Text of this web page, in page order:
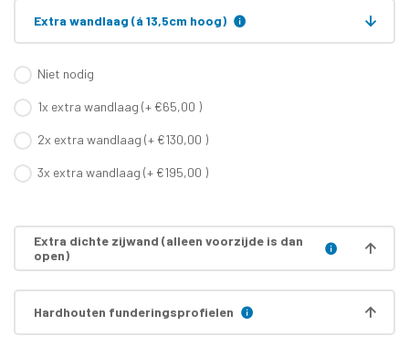
Extra wandlaag (á 13,5cm hoog)
Niet nodig
1x extra wandlaag (+ €65,00 )
2x extra wandlaag (+ €130,00 )
3x extra wandlaag (+ €195,00 )
Extra dichte zijwand (alleen voorzijde is dan
open)
Hardhouten funderingsprofielen